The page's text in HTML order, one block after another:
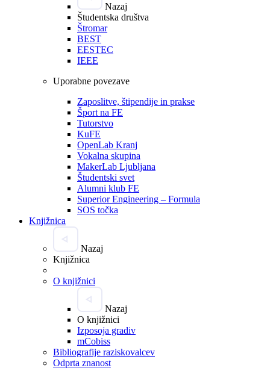
Nazaj
Študentska društva
Štromar
BEST
EESTEC
IEEE
Uporabne povezave
Zaposlitve, štipendije in prakse
Šport na FE
Tutorstvo
KuFE
OpenLab Kranj
Vokalna skupina
MakerLab Ljubljana
Študentski svet
Alumni klub FE
Superior Engineering – Formula
SOS točka
Knjižnica
Nazaj
Knjižnica
O knjižnici
Nazaj
O knjižnici
Izposoja gradiv
mCobiss
Bibliografije raziskovalcev
Odprta znanost